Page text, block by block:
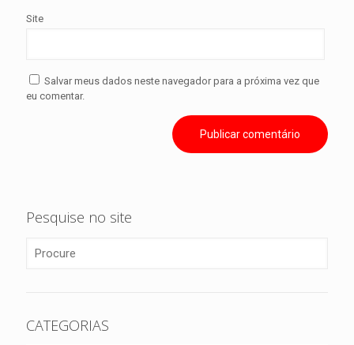
Site
Salvar meus dados neste navegador para a próxima vez que
eu comentar.
Pesquise no site
CATEGORIAS